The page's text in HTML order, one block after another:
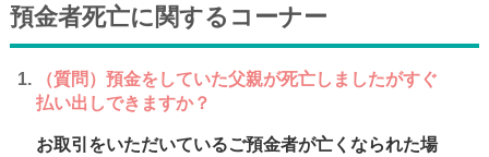
預金者死亡に関するコーナー
（質問）預金をしていた父親が死亡しましたがすぐ
払い出しできますか？
お取引をいただいているご預金者が亡くなられた場